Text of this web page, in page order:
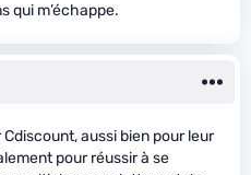
qui m’échappe.
aussi bien pour leur
pour réussir à se